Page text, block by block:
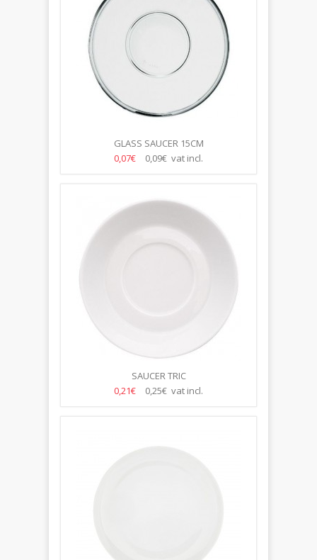
GLASS SAUCER 15CM
0,07€
0,09€ vat incl.
SAUCER TRIC
0,21€
0,25€ vat incl.